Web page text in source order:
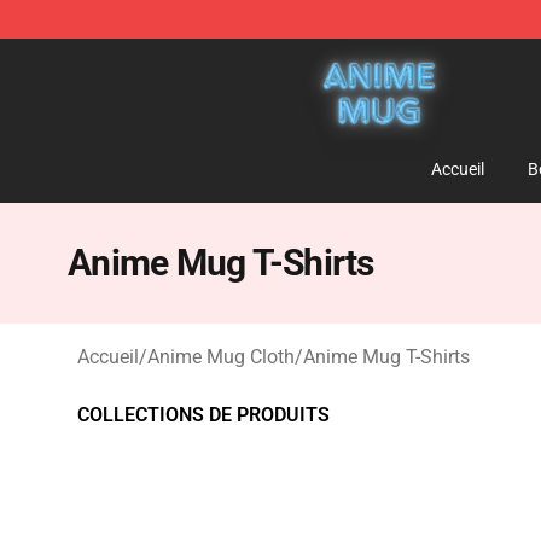
Anime Mug Shop - The Best Store of Anime Mug
Accueil
Anime Mug T-Shirts
Accueil/Anime Mug Cloth/Anime Mug T-Shirts
COLLECTIONS DE PRODUITS